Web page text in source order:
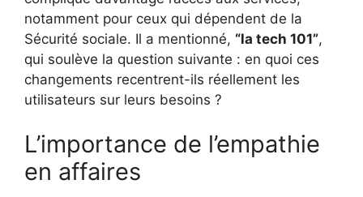
notamment pour ceux qui dépendent de la
Sécurité sociale. Il a mentionné, “la tech 101”,
qui soulève la question suivante : en quoi ces
changements recentrent-ils réellement les
utilisateurs sur leurs besoins ?
L’importance de l’empathie
en affaires